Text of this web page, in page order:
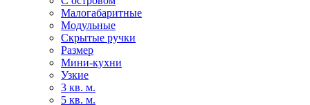
Малогабаритные
Модульные
Скрытые ручки
Размер
Мини-кухни
Узкие
3 кв. м.
5 кв. м.